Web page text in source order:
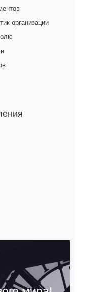
организации